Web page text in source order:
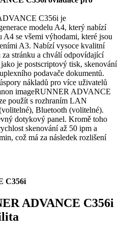
C356i je
modelu A4, který nabízí
se všemi výhodami, které jsou
A3. Nabízí vysoce kvalitní
stránku a chválí odpovídající
je postscriptový tisk, skenování
podavače dokumentů.
nákladů pro více uživatelů
imageRUNNER ADVANCE
použít s rozhraním LAN
Bluetooth (volitelné).
dotykový panel. Kromě toho
skenování až 50 ipm a
což má za následek rozlišení
C356i
ADVANCE C356i